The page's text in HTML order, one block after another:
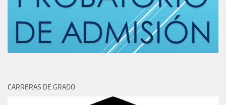
CARRERAS DE GRADO